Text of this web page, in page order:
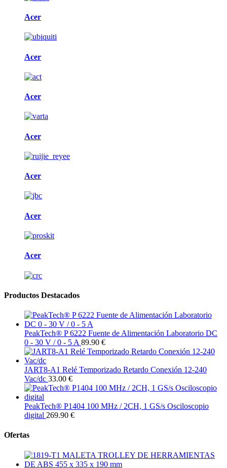
Acer
Acer
Acer
Acer
Acer
Acer
Acer
Productos Destacados
PeakTech® P 6222 Fuente de Alimentación Laboratorio DC
0 - 30 V / 0 - 5 A 89.90 €
JART8-A1 Relé Temporizado Retardo Conexión 12-240
Vac/dc 33.00 €
PeakTech® P1404 100 MHz / 2CH, 1 GS/s Osciloscopio
digital 269.90 €
Ofertas